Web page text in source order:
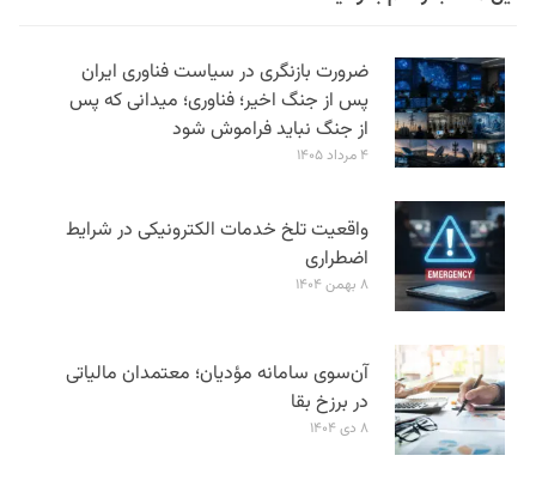
ضرورت بازنگری در سیاست فناوری ایران
پس از جنگ اخیر؛ فناوری؛ میدانی که پس
از جنگ نباید فراموش شود
۴ مرداد ۱۴۰۵
واقعیت تلخ خدمات الکترونیکی در شرایط
اضطراری
۸ بهمن ۱۴۰۴
آن‌سوی سامانه مؤدیان؛ معتمدان مالیاتی
در برزخ بقا
۸ دی ۱۴۰۴